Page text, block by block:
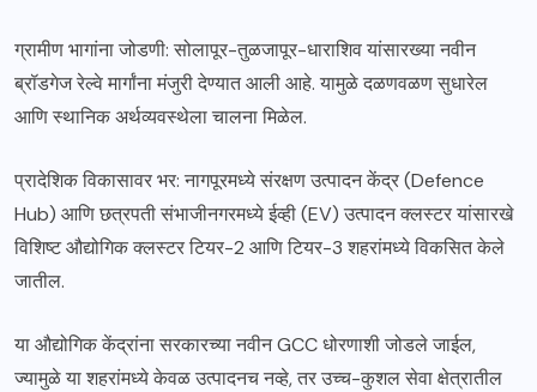
ग्रामीण भागांना जोडणी: सोलापूर-तुळजापूर-धाराशिव यांसारख्या नवीन
ब्रॉडगेज रेल्वे मार्गांना मंजुरी देण्यात आली आहे. यामुळे दळणवळण सुधारेल
आणि स्थानिक अर्थव्यवस्थेला चालना मिळेल.
प्रादेशिक विकासावर भर: नागपूरमध्ये संरक्षण उत्पादन केंद्र (Defence
Hub) आणि छत्रपती संभाजीनगरमध्ये ईव्ही (EV) उत्पादन क्लस्टर यांसारखे
विशिष्ट औद्योगिक क्लस्टर टियर-2 आणि टियर-3 शहरांमध्ये विकसित केले
जातील.
या औद्योगिक केंद्रांना सरकारच्या नवीन GCC धोरणाशी जोडले जाईल,
ज्यामुळे या शहरांमध्ये केवळ उत्पादनच नव्हे, तर उच्च-कुशल सेवा क्षेत्रातील